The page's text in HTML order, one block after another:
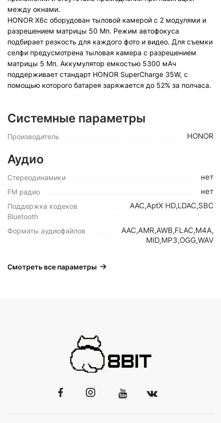
между окнами.
HONOR X6c оборудован тыловой камерой с 2 модулями и
разрешением матрицы 50 Мп. Режим автофокуса
подбирает резкость для каждого фото и видео. Для съемки
селфи предусмотрена тыловая камера с разрешением
матрицы 5 Мп. Аккумулятор емкостью 5300 мАч
поддерживает стандарт HONOR SuperCharge 35W, с
помощью которого батарея заряжается до 52% за полчаса.
Системные параметры
Производитель HONOR
Аудио
Стереодинамики нет
FM радио нет
Поддержка кодеков
Bluetooth
AAC,AptX HD,LDAC,SBC
Форматы аудиофайлов
AAC,AMR,AWB,FLAC,M4A,
MID,MP3,OGG,WAV
Смотреть все параметры